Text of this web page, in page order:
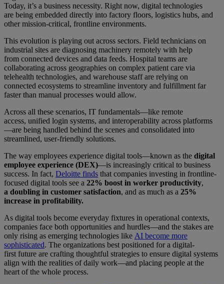
Today, it’s a business necessity. Right now, digital technologies
are being embedded directly into factory floors, logistics hubs, and
other mission-critical, frontline environments.
This evolution is playing out across sectors. Field technicians on
industrial sites are diagnosing machinery remotely with help
from connected devices and data feeds. Hospital teams are
collaborating across geographies on complex patient care via
telehealth technologies, and warehouse staff are relying on
connected ecosystems to streamline inventory and fulfillment far
faster than manual processes would allow.
Across all these scenarios, IT fundamentals—like remote
access, unified login systems, and interoperability across platforms
—are being handled behind the scenes and consolidated into
streamlined, user-friendly solutions.
The way employees experience digital tools—known as the digital
employee experience (DEX)—is increasingly critical to business
success. In fact, Deloitte finds that companies investing in frontline-
focused digital tools see a 22% boost in worker productivity,
a doubling in customer satisfaction, and as much as a 25%
increase in profitability.
As digital tools become everyday fixtures in operational contexts,
companies face both opportunities and hurdles—and the stakes are
only rising as emerging technologies like AI become more
sophisticated. The organizations best positioned for a digital-
first future are crafting thoughtful strategies to ensure digital systems
align with the realities of daily work—and placing people at the
heart of the whole process.